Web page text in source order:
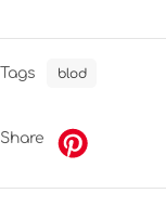
Tags blod
Share